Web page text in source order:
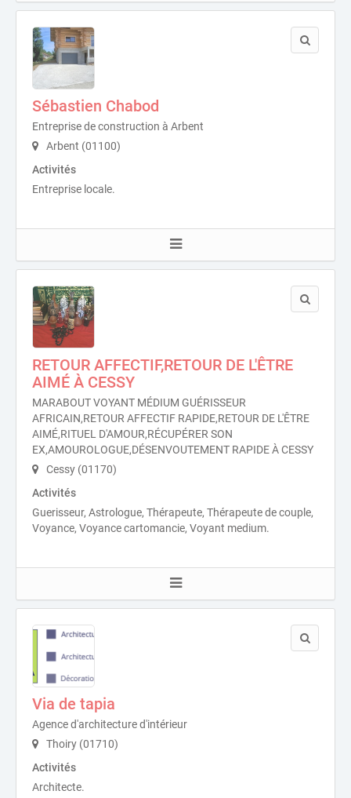
Sébastien Chabod
Entreprise de construction à Arbent
Arbent (01100)
Activités
Entreprise locale.
RETOUR AFFECTIF,RETOUR DE L'ÊTRE
AIMÉ À CESSY
MARABOUT VOYANT MÉDIUM GUÉRISSEUR
AFRICAIN,RETOUR AFFECTIF RAPIDE,RETOUR DE L'ÊTRE
AIMÉ,RITUEL D'AMOUR,RÉCUPÉRER SON
EX,AMOUROLOGUE,DÉSENVOUTEMENT RAPIDE À CESSY
Cessy (01170)
Activités
Guerisseur, Astrologue, Thérapeute, Thérapeute de couple,
Voyance, Voyance cartomancie, Voyant medium.
Via de tapia
Agence d'architecture d'intérieur
Thoiry (01710)
Activités
Architecte.